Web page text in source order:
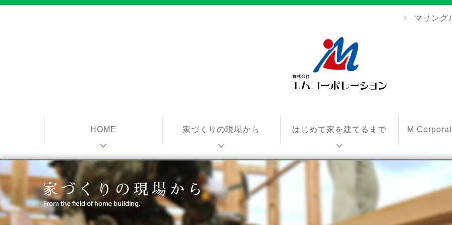
マリング
コ
ー
ポ
HOME 家づくりの現場から はじめて家を建てるまで M